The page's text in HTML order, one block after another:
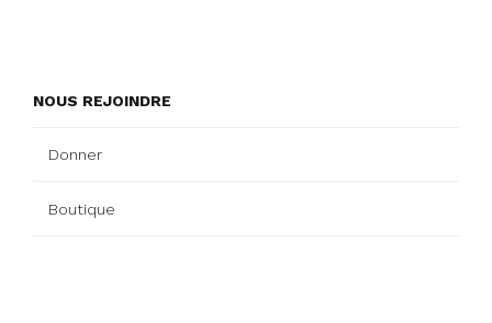
NOUS REJOINDRE
Donner
Boutique